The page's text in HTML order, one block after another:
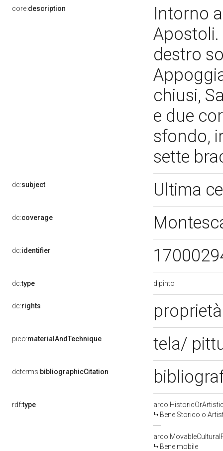
core:description
Intorno
destro
chiusi,
e due
sfondo,
sette
dc:subject Ultima
dc:coverage
dc:identifier
dc:type dipinto
dc:rights
pico:materialAndTechnique tela/
dcterms:bibliographicCitation
rdf:type
Bene Storico o
Bene mobile